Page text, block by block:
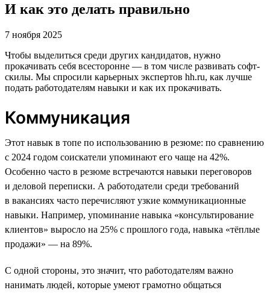
И как это делать правильно
7 ноября 2025
Чтобы выделиться среди других кандидатов, нужно
прокачивать себя всесторонне — в том числе развивать софт-
скилы. Мы спросили карьерных экспертов hh.ru, как лучше
подать работодателям навыки и как их прокачивать.
Коммуникация
Этот навык в топе по использованию в резюме: по сравнению
с 2024 годом соискатели упоминают его чаще на 42%.
Особенно часто в резюме встречаются навыки переговоров
и деловой переписки. А работодатели среди требований
в вакансиях часто перечисляют узкие коммуникационные
навыки. Например, упоминание навыка «консультирование
клиентов» выросло на 25% с прошлого года, навыка «тёплые
продажи» — на 89%.
С одной стороны, это значит, что работодателям важно
нанимать людей, которые умеют грамотно общаться